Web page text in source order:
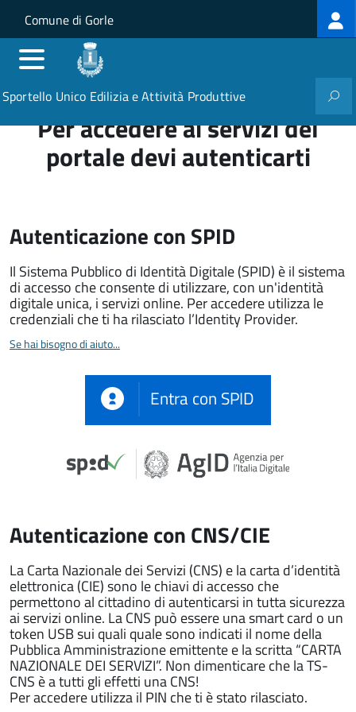
Salta al contenuto principale
Skip to site navigation
Comune di Gorle
Sportello Unico Edilizia e Attività Produttive
Per accedere ai servizi del
portale devi autenticarti
Autenticazione con SPID
Il Sistema Pubblico di Identità Digitale (SPID) è il sistema
di accesso che consente di utilizzare, con un'identità
digitale unica, i servizi online. Per accedere utilizza le
credenziali che ti ha rilasciato l’Identity Provider.
Se hai bisogno di aiuto...
Entra con SPID
Autenticazione con CNS/CIE
La Carta Nazionale dei Servizi (CNS) e la carta d’identità
elettronica (CIE) sono le chiavi di accesso che
permettono al cittadino di autenticarsi in tutta sicurezza
ai servizi online. La CNS può essere una smart card o un
token USB sui quali quale sono indicati il nome della
Pubblica Amministrazione emittente e la scritta “CARTA
NAZIONALE DEI SERVIZI”. Non dimenticare che la TS-
CNS è a tutti gli effetti una CNS!
Per accedere utilizza il PIN che ti è stato rilasciato.